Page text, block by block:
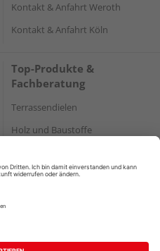
Kontakt & Anfahrt Weroth
Kontakt & Anfahrt Köln
Top-Produkte &
Fachberatung
Terrassendielen
Holz und Baustoffe
AGB Barrierefreiheitserklärung